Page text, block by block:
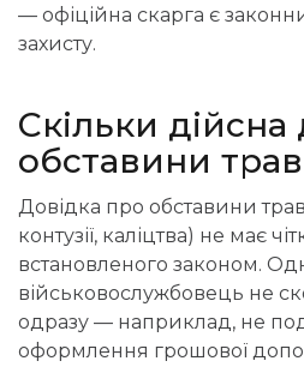
— офіційна скарга є
захисту.
Скільки дійсна
обставини
Довідка про обставини
контузії, каліцтва) не має
встановленого законом.
військовослужбовець не
одразу — наприклад, не
оформлення грошової